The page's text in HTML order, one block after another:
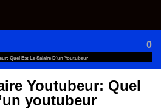
0
Quel Est Le Salaire D’un Youtubeur
Youtubeur: Quel
youtubeur